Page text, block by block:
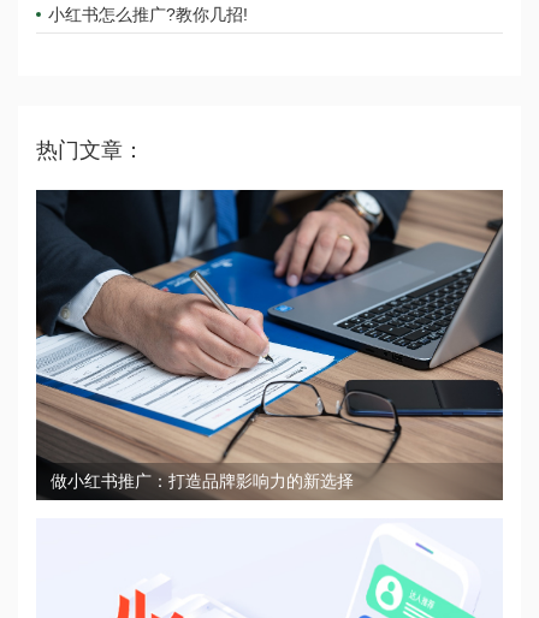
小红书怎么推广?教你几招!
热门文章：
做小红书推广：打造品牌影响力的新选择